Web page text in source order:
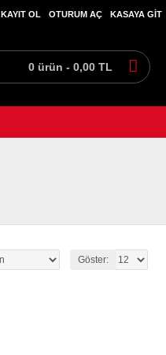
KAYIT OL OTURUM AÇ KASAYA GIT
0 ürün - 0,00 TL
Göster: